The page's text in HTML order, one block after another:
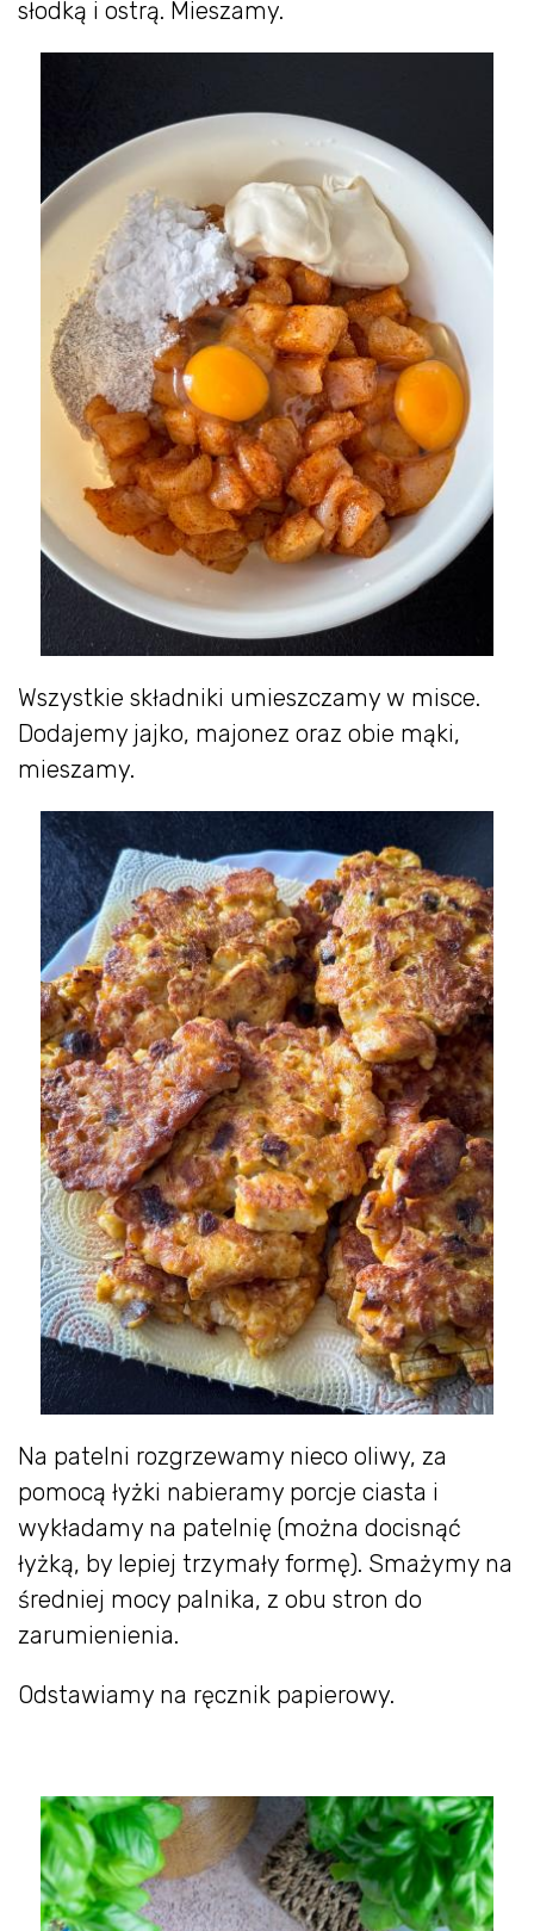
słodką i ostrą. Mieszamy.
Wszystkie składniki umieszczamy w misce.
Dodajemy jajko, majonez oraz obie mąki,
mieszamy.
Na patelni rozgrzewamy nieco oliwy, za
pomocą łyżki nabieramy porcje ciasta i
wykładamy na patelnię (można docisnąć
łyżką, by lepiej trzymały formę). Smażymy na
średniej mocy palnika, z obu stron do
zarumienienia.
Odstawiamy na ręcznik papierowy.